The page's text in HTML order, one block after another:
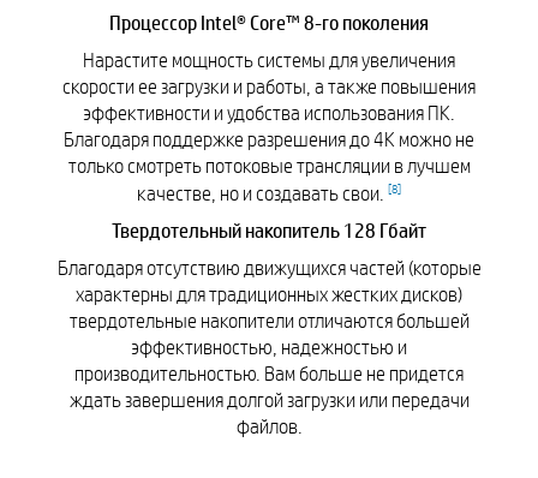
Процессор Intel® Core™ 8-го поколения
Нарастите мощность системы для увеличения
скорости ее загрузки и работы, а также повышения
эффективности и удобства использования ПК.
Благодаря поддержке разрешения до 4K можно не
только смотреть потоковые трансляции в лучшем
качестве, но и создавать свои. [8]
Твердотельный накопитель 128 Гбайт
Благодаря отсутствию движущихся частей (которые
характерны для традиционных жестких дисков)
твердотельные накопители отличаются большей
эффективностью, надежностью и
производительностью. Вам больше не придется
ждать завершения долгой загрузки или передачи
файлов.